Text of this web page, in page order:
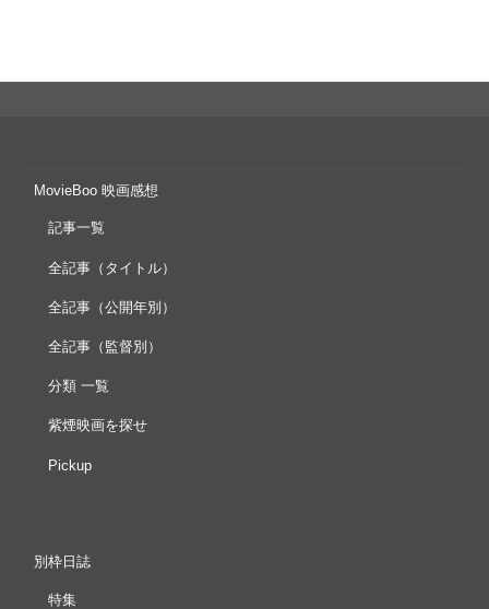
ン
MovieBoo 映画感想
記事一覧
全記事（タイトル）
全記事（公開年別）
全記事（監督別）
分類 一覧
紫煙映画を探せ
Pickup
別枠日誌
特集